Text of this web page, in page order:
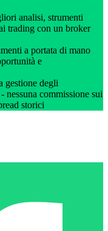
analisi, strumenti
trading con un broker
a portata di mano
e
gestione degli
commissione sui
storici